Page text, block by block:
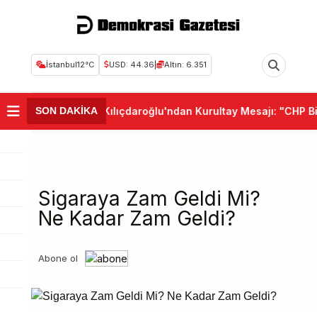
İstanbul12°C USD: 44.36 Altın: 6.351
SON DAKİKA
• Kemal Kılıçdaroğlu'ndan Kurultay Mesajı: "CHP
Sigaraya Zam Geldi Mi?
Ne Kadar Zam Geldi?
Abone ol